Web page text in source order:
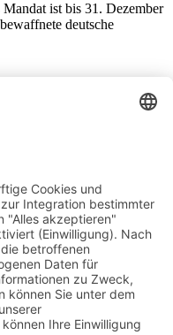
ist bis 31. Dezember
deutsche